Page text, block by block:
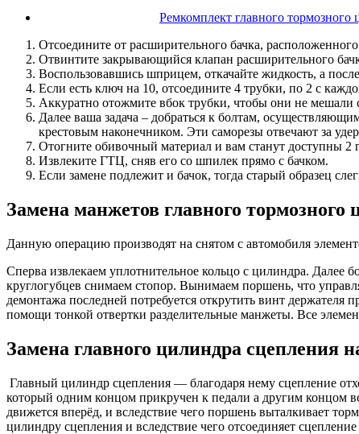
Ремкомплект главного тормозного
Отсоедините от расширительного бачка,
Отвинтите закрывающийся клапан расширительного
Воспользовавшись шприцем, откачайте жидкость, а
Если есть ключ на 10, отсоедините 4 трубки, по 2 с
Аккуратно отожмите вбок трубки, чтобы они не мешали
Далее ваша задача – добраться к болтам,
крестовым наконечником. Эти саморезы отвечают за
Отогните обивочный материал и вам станут доступны 2
Извлеките ГТЦ, сняв его со шпилек прямо с бачком.
Если замене подлежит и бачок, тогда старый образец
Замена манжетов главного тормозного
Данную операцию производят на снятом с автомобиля
Сперва извлекаем уплотнительное кольцо с цилиндра.
круглогубцев снимаем стопор. Вынимаем поршень, что
демонтажа последней потребуется открутить винт
помощи тонкой отвертки разделительные манжеты. Все
Замена главного цилиндра сцепления
Главный цилиндр сцепления — благодаря нему сцепление
который одним концом прикручен к педали а другим концом
движется вперёд, и вследствие чего поршень выталкивает
цилиндру сцепления и вследствие чего отсоединяет